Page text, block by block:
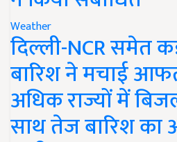
Weather
दिल्ली-NCR समेत
बारिश ने मचाई
अधिक राज्यों में
साथ तेज बारिश का